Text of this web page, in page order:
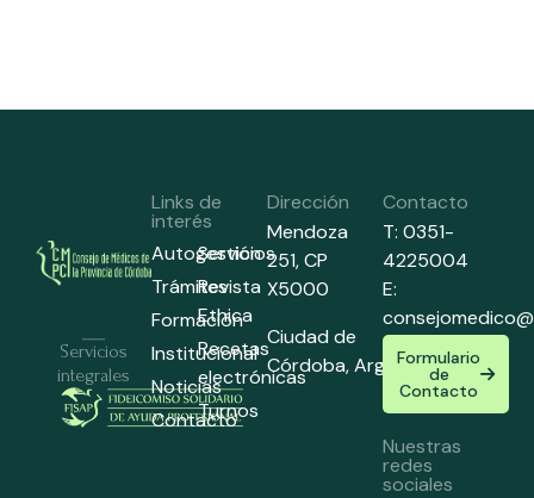
Servicios
integrales
Links de
interés
Autogestión
Trámites
Formación
Institucional
Noticias
Contacto
Servicios
Revista
Ethica
Recetas
electrónicas
Turnos
Dirección
Mendoza
251,CP
X5000
Ciudad de
Córdoba,Argentina
Contacto
T: 0351-
4225004
E:
Formulario
de
Contacto
Nuestras
redes
sociales